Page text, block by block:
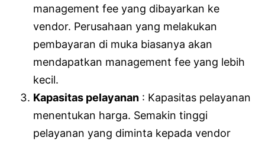
management fee yang dibayarkan ke
vendor. Perusahaan yang melakukan
pembayaran di muka biasanya akan
mendapatkan management fee yang lebih
kecil.
Kapasitas pelayanan : Kapasitas pelayanan
menentukan harga. Semakin tinggi
pelayanan yang diminta kepada vendor